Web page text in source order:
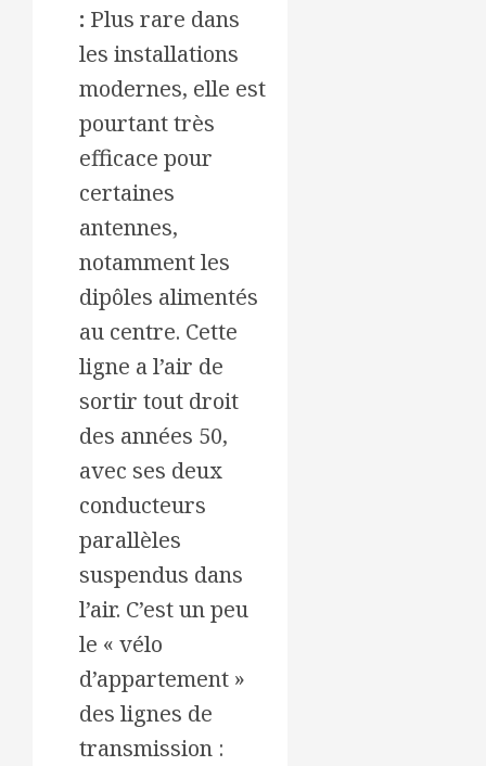
: Plus rare dans
les installations
modernes, elle est
pourtant très
efficace pour
certaines
antennes,
notamment les
dipôles alimentés
au centre. Cette
ligne a l’air de
sortir tout droit
des années 50,
avec ses deux
conducteurs
parallèles
suspendus dans
l’air. C’est un peu
le « vélo
d’appartement »
des lignes de
transmission :